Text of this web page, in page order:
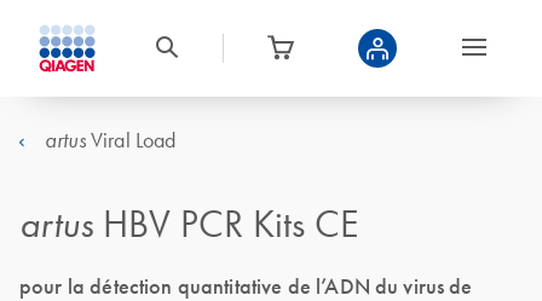
artusViral Load
artus HBV PCR Kits CE
pour la détection quantitative de l’ADN du virus de